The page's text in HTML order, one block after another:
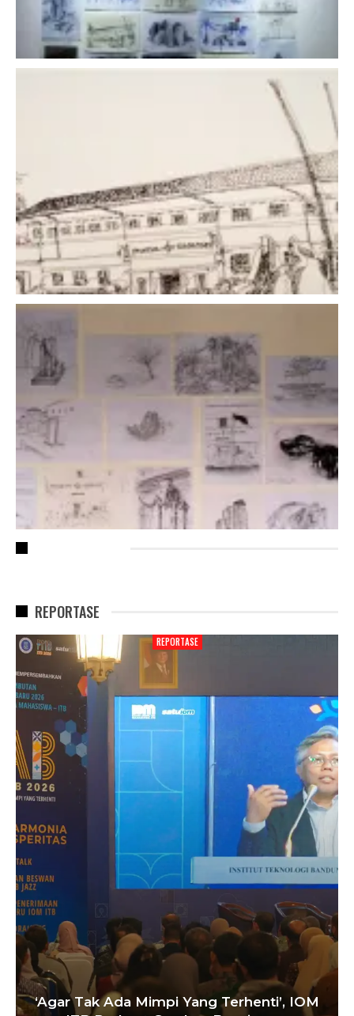
REPORTASE
REPORTASE
Satukan Siswa Dari Berbagai Sekolah,
Pelatih Paskibraka Bandung Fokus